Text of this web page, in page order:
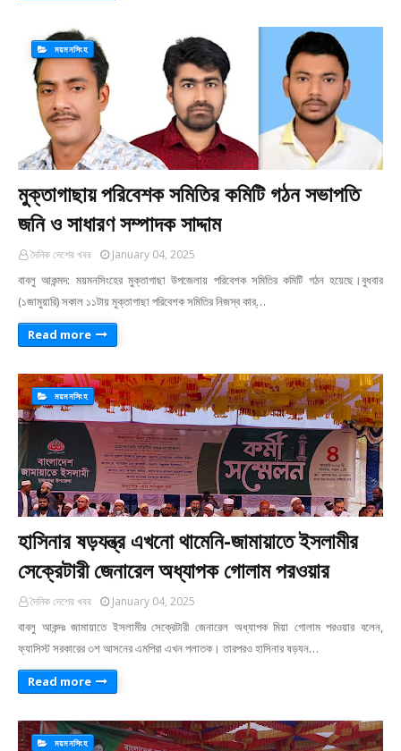
ময়মনসিংহ
মুক্তাগাছায় পরিবেশক সমিতির কমিটি গঠন সভাপতি
জনি ও সাধারণ সম্পাদক সাদ্দাম
দৈনিক দেশের খবর January 04, 2025
বাবলু আকন্মদ: ময়মনসিংহের মুক্তাগাছা উপজেলায় পরিবেশক সমিতির কমিটি গঠন হয়েছে।বুধবার
(১জামুয়ারি) সকাল ১১টায় মুক্তাগাছা পরিবেশক সমিতির নিজস্ব কার্…
Read more
ময়মনসিংহ
হাসিনার ষড়যন্ত্র এখনো থামেনি-জামায়াতে ইসলামীর
সেক্রেটারী জেনারেল অধ্যাপক গোলাম পরওয়ার
দৈনিক দেশের খবর January 04, 2025
বাবলু আকন্দঃ জামায়াতে ইসলামীর সেক্রেটারী জেনারেল অধ্যাপক মিয়া গোলাম পরওয়ার বলেন,
ফ্যাসিস্ট সরকারের ৩শ আসনের এমপিরা এখন পলাতক। তারপরও হাসিনার ষড়যন…
Read more
ময়মনসিংহ